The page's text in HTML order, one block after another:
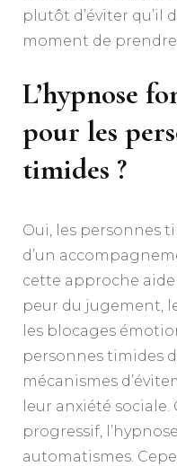
plutôt d’éviter qu’il
moment de
L’hypnose
pour les
timides ?
Oui, les personnes
d’un
cette approche
peur du jugement,
les blocages
personnes timides
mécanismes
leur anxiété sociale.
progressif,
automatismes.